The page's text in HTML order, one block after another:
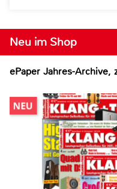
Neu im Shop
ePaper Jahres-Archive,